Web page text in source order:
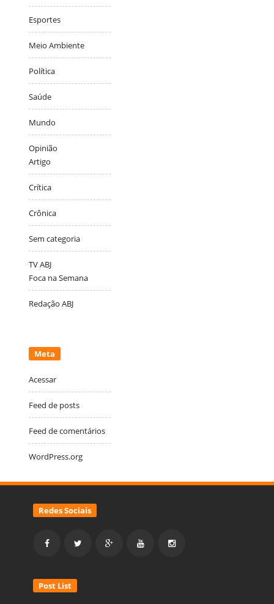
Esportes
Meio Ambiente
Política
Saúde
Mundo
Opinião
Artigo
Crítica
Crônica
Sem categoria
TV ABJ
Foca na Semana
Redação ABJ
Meta
Acessar
Feed de posts
Feed de comentários
WordPress.org
Redes Sociais
Post List